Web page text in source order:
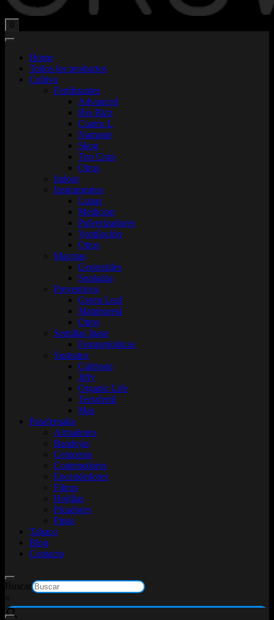
0
Home
Todos los productos
Cultivo
Fertilizantes
Advanced
Bio Bizz
Cuatro L
Namaste
Skog
Top Crop
Otros
Indoor
Instrumentos
Lupas
Medicion
Pulverizadores
Ventilación
Otros
Macetas
Geotextiles
Sopladas
Preventivos
Green Leaf
Mamboretá
Otros
Semillas Inase
Fotoperiodicas
Sustratos
Cultivate
Jiffy
Organic Life
Terrafertil
Mas
Parafernalia
Armadores
Bandejas
Ceniceros
Contenedores
Encendedores
Filtros
Hojillas
Picadores
Pipas
Tabaco
Blog
Contacto
Buscar
×